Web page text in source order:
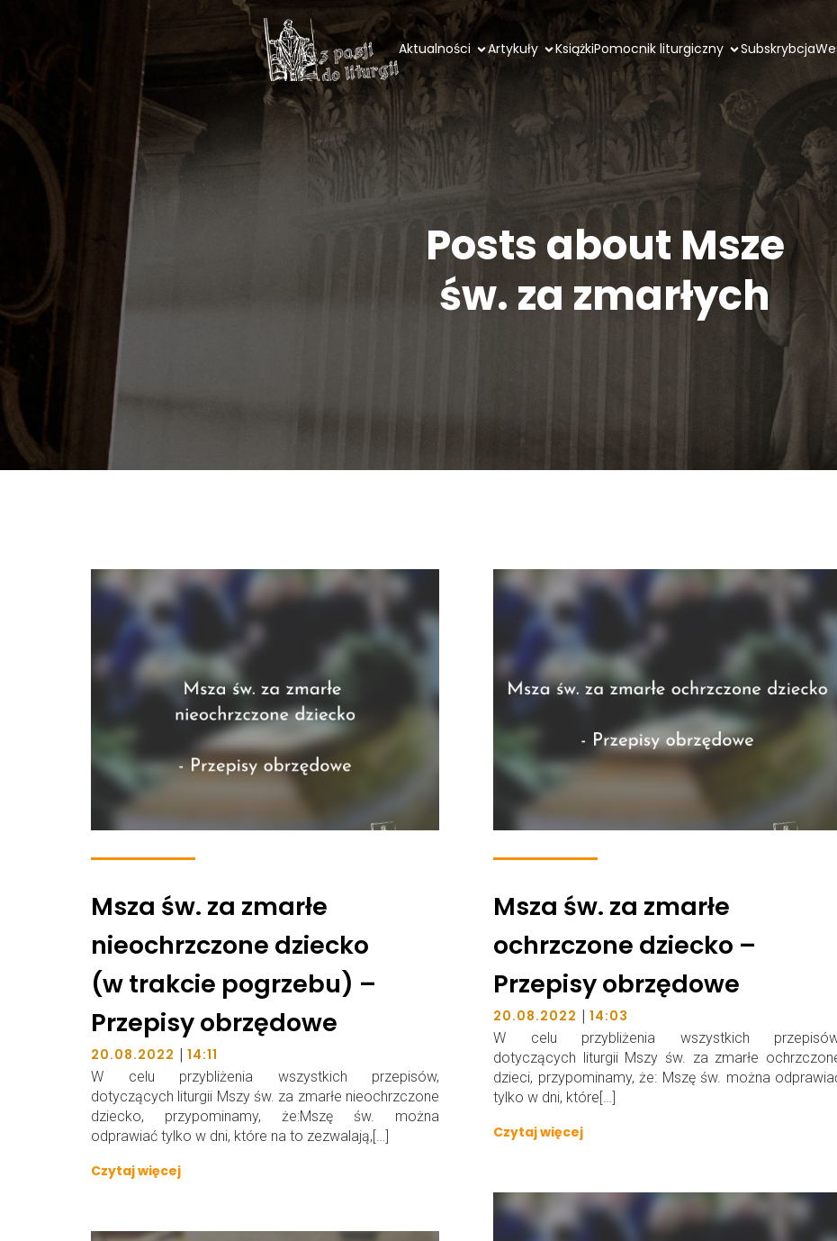
Aktualności Artykuły KsiążkiPomocnik liturgiczny Subskrybcja
Posts about Msze
św. za zmarłych
Msza św. za zmarłe
nieochrzczone dziecko
(w trakcie pogrzebu) –
Przepisy obrzędowe
20.08.2022 | 14:11
W celu przybliżenia wszystkich przepisów,
dotyczących liturgii Mszy św. za zmarłe nieochrzczone
dziecko, przypominamy, że:Mszę św. można
odprawiać tylko w dni, które na to zezwalają,[…]
Czytaj więcej
Msza św. za zmarłe
ochrzczone dziecko –
Przepisy obrzędowe
20.08.2022 | 14:03
W celu przybliżenia wszystkich
dotyczących liturgii Mszy św. za zmarłe
dzieci, przypominamy, że: Mszę św. można
tylko w dni, które[…]
Czytaj więcej